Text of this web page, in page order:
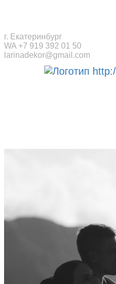
г. Екатеринбург
WA +7 919 392 01 50
larinadekor@gmail.com